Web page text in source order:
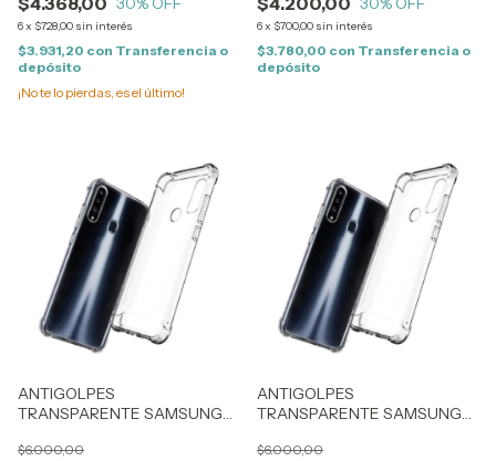
6x $728,00 sin interés
$3.931,20 con Transferencia o
depósito
¡No te lo pierdas, es el último!
6x $700,00 sin interés
$3.780,00 con Transferencia o
depósito
ANTIGOLPES
TRANSPARENTE SAMSUNG
$6.000,00
ANTIGOLPES
TRANSPARENTE SAMSUNG
$6.000,00